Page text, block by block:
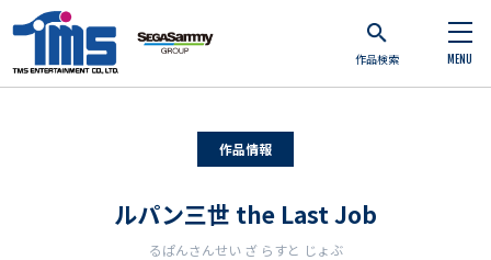
作品検索 MENU
作品情報
ルパン三世 the Last Job
るぱんさんせい ざ らすと じょぶ